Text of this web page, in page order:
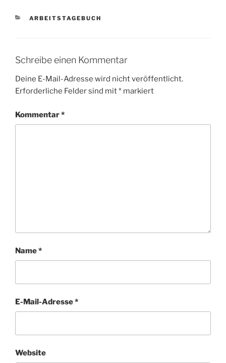
KATEGORIEN
ARBEITSTAGEBUCH
Schreibe einen Kommentar
Deine E-Mail-Adresse wird nicht veröffentlicht.
Erforderliche Felder sind mit* markiert
Kommentar*
Name*
E-Mail-Adresse*
Website